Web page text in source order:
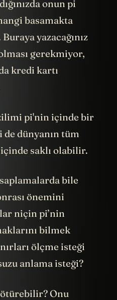
onun pi
basamakta
yazacağınız
gerekmiyor,
kredi kartı
pi'nin içinde bir
dünyanın tüm
saklı olabilir.
bile
önemini
niçin pi’nin
bilmek
ölçme isteği
anlama isteği?
Onu